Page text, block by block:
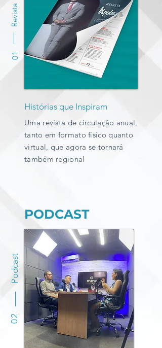
Revista
01
Histórias que Inspiram
Uma revista de circulação anual,
tanto em formato físico quanto
virtual, que agora se tornará
também regional
PODCAST
Podcast
02